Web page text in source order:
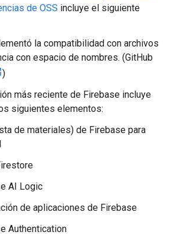
de OSS incluye el siguiente
la compatibilidad con archivos
con espacio de nombres. (GitHub
)
más reciente de Firebase incluye
siguientes elementos:
de materiales) de Firebase para
AI Logic
de aplicaciones de Firebase
Authentication